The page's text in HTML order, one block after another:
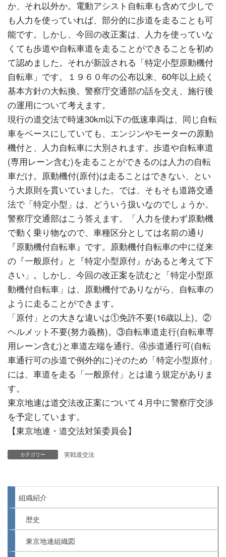
か、それ以外か。電動アシスト自転車も含めて少しで
も人力を使っていれば、部分的に歩道を走ることも可
能です。しかし、今回の改正案は、人力を使っていな
くても歩道や自転車道を走ることができることを初め
て認めました。それが新設される「特定小型原動機付
自転車」です。１９６０年の公布以来、60年以上続く
基本方針の大転換。警察庁交通部の話を交え、施行後
の運用について考えます。
現行の道交法で時速30km以下の低速車両は、同じ自転
車をベースにしていても、エンジンやモーターの原動
機付と、人力自転車に大別されます。歩道や自転車道
(専用レーン含む)を走ることができるのは人力の自転
車だけ。原動機付(原付)は走ることはできない、とい
う大原則を貫いていました。では、そもそも道路交通
法で「特定小型」は、どういう扱いなのでしょうか。
警察庁交通部はこう答えます。「人力を使わず原動機
で動く乗り物なので、車種区分としては名前の通り
『原動機付自転車』です。原動機付自転車の中に従来
の『一般原付』と『特定小型原付』があると考えて下
さい」。しかし、今回の改正案を読むと「特定小型原
動機付自転車」は、原動機付でありながら、自転車の
ように走ることができます。
「原付」との大きな違いは①免許不要(16歳以上)。②
ヘルメット不要(努力義務)。③自転車道走行(自転車専
用レーン含む)と車道左端を通行。④歩道通行可(自転
車通行可の歩道で例外的に)そのため「特定小型原付」
には、車道を走る「一般原付」とは違う規定がありま
す。
東京地連は道交法改正案について４月中に警察庁交渉
を予定しています。
【東京地連・道交法対策委員会】
カテゴリー 実戦道交法
組織紹介
歴史
東京地連組織図